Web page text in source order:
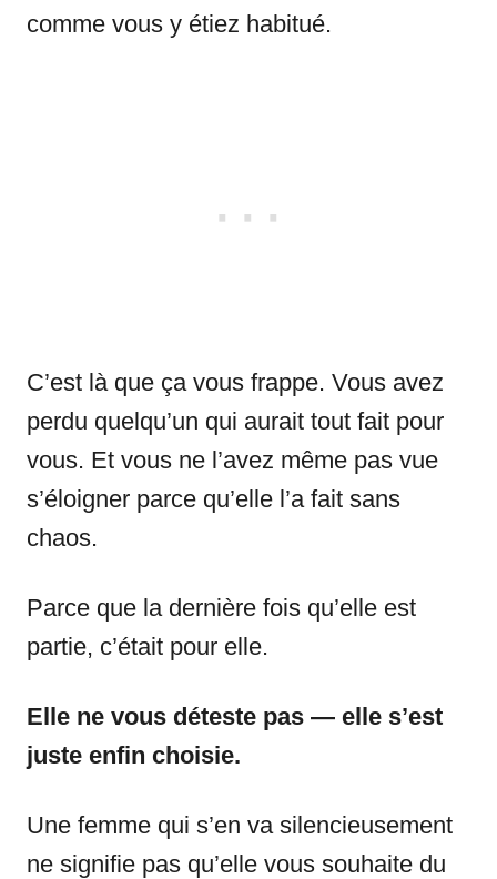
comme vous y étiez habitué.
C’est là que ça vous frappe. Vous avez
perdu quelqu’un qui aurait tout fait pour
vous. Et vous ne l’avez même pas vue
s’éloigner parce qu’elle l’a fait sans
chaos.
Parce que la dernière fois qu’elle est
partie, c’était pour elle.
Elle ne vous déteste pas — elle s’est
juste enfin choisie.
Une femme qui s’en va silencieusement
ne signifie pas qu’elle vous souhaite du